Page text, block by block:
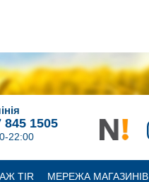
845 1505
22:00
TIR МЕРЕЖА МАГАЗИНІВ